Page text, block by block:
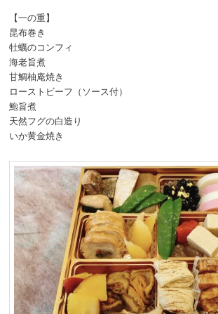
【一の重】
昆布巻き
牡蠣のコンフィ
海老旨煮
甘鯛柚庵焼き
ローストビーフ（ソース付）
鮑旨煮
天然フグの白造り
いか黄金焼き